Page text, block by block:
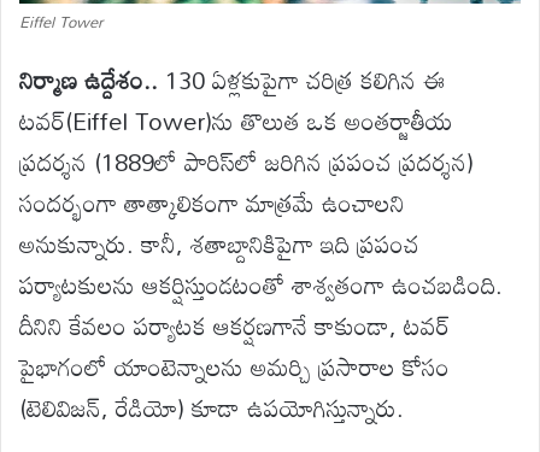
Eiffel Tower
నిర్మాణ ఉద్దేశం.. 130 ఏళ్లకుపైగా చరిత్ర కలిగిన ఈ
టవర్‌(Eiffel Tower)ను తొలుత ఒక అంతర్జాతీయ
ప్రదర్శన (1889లో పారిస్‌లో జరిగిన ప్రపంచ ప్రదర్శన)
సందర్భంగా తాత్కాలికంగా మాత్రమే ఉంచాలని
అనుకున్నారు. కానీ, శతాబ్దానికిపైగా ఇది ప్రపంచ
పర్యాటకులను ఆకర్షిస్తుండటంతో శాశ్వతంగా ఉంచబడింది.
దీనిని కేవలం పర్యాటక ఆకర్షణగానే కాకుండా, టవర్
పైభాగంలో యాంటెన్నాలను అమర్చి ప్రసారాల కోసం
(టెలివిజన్, రేడియో) కూడా ఉపయోగిస్తున్నారు.